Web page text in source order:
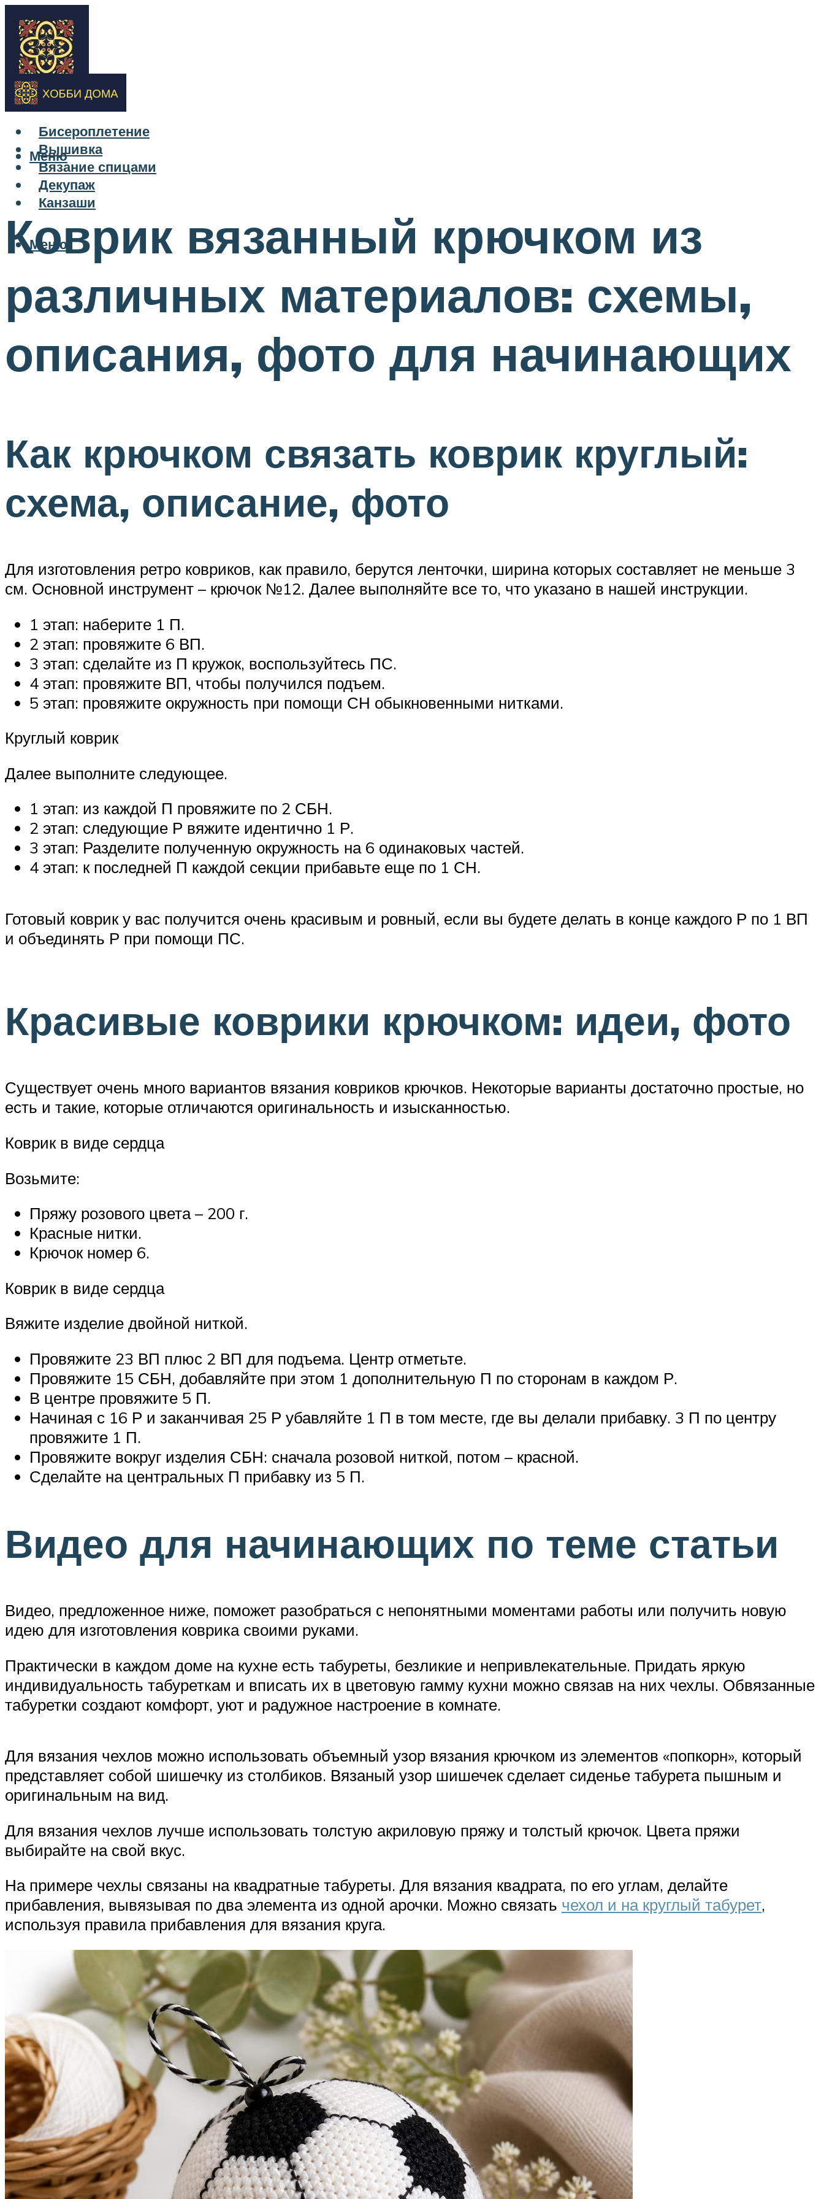
Бисероплетение
Вышивка
Вязание спицами
Декупаж
Канзаши
Меню
Меню
Коврик вязанный крючком из
различных материалов: схемы,
описания, фото для начинающих
Как крючком связать коврик круглый:
схема, описание, фото
Для изготовления ретро ковриков, как правило, берутся ленточки, ширина которых составляет не меньше 3
см. Основной инструмент – крючок №12. Далее выполняйте все то, что указано в нашей инструкции.
1 этап: наберите 1 П.
2 этап: провяжите 6 ВП.
3 этап: сделайте из П кружок, воспользуйтесь ПС.
4 этап: провяжите ВП, чтобы получился подъем.
5 этап: провяжите окружность при помощи СН обыкновенными нитками.
Круглый коврик
Далее выполните следующее.
1 этап: из каждой П провяжите по 2 СБН.
2 этап: следующие Р вяжите идентично 1 Р.
3 этап: Разделите полученную окружность на 6 одинаковых частей.
4 этап: к последней П каждой секции прибавьте еще по 1 СН.
Готовый коврик у вас получится очень красивым и ровный, если вы будете делать в конце каждого Р по 1 ВП
и объединять Р при помощи ПС.
Красивые коврики крючком: идеи, фото
Существует очень много вариантов вязания ковриков крючков. Некоторые варианты достаточно простые, но
есть и такие, которые отличаются оригинальность и изысканностью.
Коврик в виде сердца
Возьмите:
Пряжу розового цвета – 200 г.
Красные нитки.
Крючок номер 6.
Коврик в виде сердца
Вяжите изделие двойной ниткой.
Провяжите 23 ВП плюс 2 ВП для подъема. Центр отметьте.
Провяжите 15 СБН, добавляйте при этом 1 дополнительную П по сторонам в каждом Р.
В центре провяжите 5 П.
Начиная с 16 Р и заканчивая 25 Р убавляйте 1 П в том месте, где вы делали прибавку. 3 П по центру
провяжите 1 П.
Провяжите вокруг изделия СБН: сначала розовой ниткой, потом – красной.
Сделайте на центральных П прибавку из 5 П.
Видео для начинающих по теме статьи
Видео, предложенное ниже, поможет разобраться с непонятными моментами работы или получить новую
идею для изготовления коврика своими руками.
Практически в каждом доме на кухне есть табуреты, безликие и непривлекательные. Придать яркую
индивидуальность табуреткам и вписать их в цветовую гамму кухни можно связав на них чехлы. Обвязанные
табуретки создают комфорт, уют и радужное настроение в комнате.
Для вязания чехлов можно использовать объемный узор вязания крючком из элементов «попкорн», который
представляет собой шишечку из столбиков. Вязаный узор шишечек сделает сиденье табурета пышным и
оригинальным на вид.
Для вязания чехлов лучше использовать толстую акриловую пряжу и толстый крючок. Цвета пряжи
выбирайте на свой вкус.
На примере чехлы связаны на квадратные табуреты. Для вязания квадрата, по его углам, делайте
прибавления, вывязывая по два элемента из одной арочки. Можно связать чехол и на круглый табурет,
используя правила прибавления для вязания круга.